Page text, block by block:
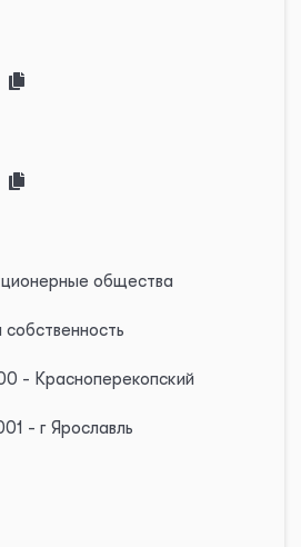
общества
- Красноперекопский
- г Ярославль